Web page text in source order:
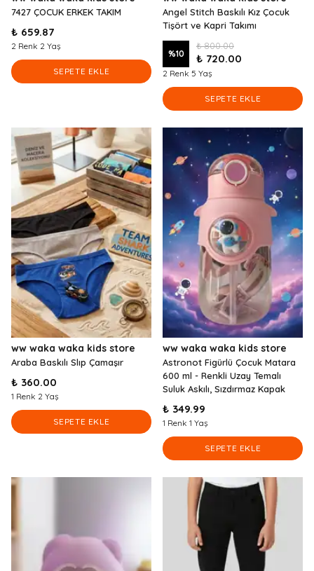
7427 ÇOCUK ERKEK TAKIM
₺ 659.87
2 Renk 2 Yaş
SEPETE EKLE
Angel Stitch Baskılı Kız Çocuk
Tişört ve Kapri Takımı
%10
₺ 800.00
₺ 720.00
2 Renk 5 Yaş
SEPETE EKLE
ww waka waka kids store
Araba Baskılı Slıp Çamaşır
₺ 360.00
1 Renk 2 Yaş
SEPETE EKLE
ww waka waka kids store
Astronot Figürlü Çocuk Matara
600 ml - Renkli Uzay Temalı
Suluk Askılı, Sızdırmaz Kapak
₺ 349.99
1 Renk 1 Yaş
SEPETE EKLE